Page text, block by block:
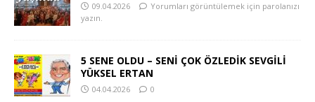
09.04.2026
Yorumları görüntülemek için parolanızı
yazın.
5 SENE OLDU – SENİ ÇOK ÖZLEDİK SEVGİLİ
YÜKSEL ERTAN
04.04.2026 0